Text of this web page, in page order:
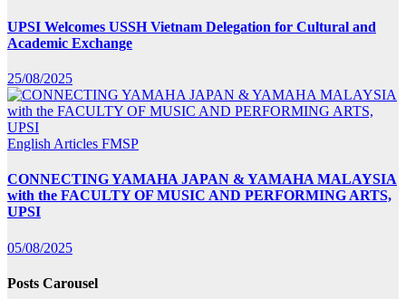
UPSI Welcomes USSH Vietnam Delegation for Cultural and
Academic Exchange
25/08/2025
English Articles FMSP
CONNECTING YAMAHA JAPAN & YAMAHA MALAYSIA
with the FACULTY OF MUSIC AND PERFORMING ARTS,
UPSI
05/08/2025
Posts Carousel